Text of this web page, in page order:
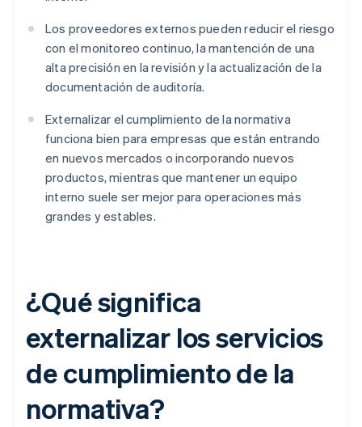
Los proveedores externos pueden reducir el riesgo
con el monitoreo continuo, la mantención de una
alta precisión en la revisión y la actualización de la
documentación de auditoría.
Externalizar el cumplimiento de la normativa
funciona bien para empresas que están entrando
en nuevos mercados o incorporando nuevos
productos, mientras que mantener un equipo
interno suele ser mejor para operaciones más
grandes y estables.
¿Qué significa
externalizar los servicios
de cumplimiento de la
normativa?